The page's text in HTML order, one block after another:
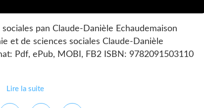
pan Claude-Danièle Echaudemaison
et de sciences sociales Claude-Danièle
Pdf, ePub, MOBI, FB2 ISBN: 9782091503110
Lire la suite